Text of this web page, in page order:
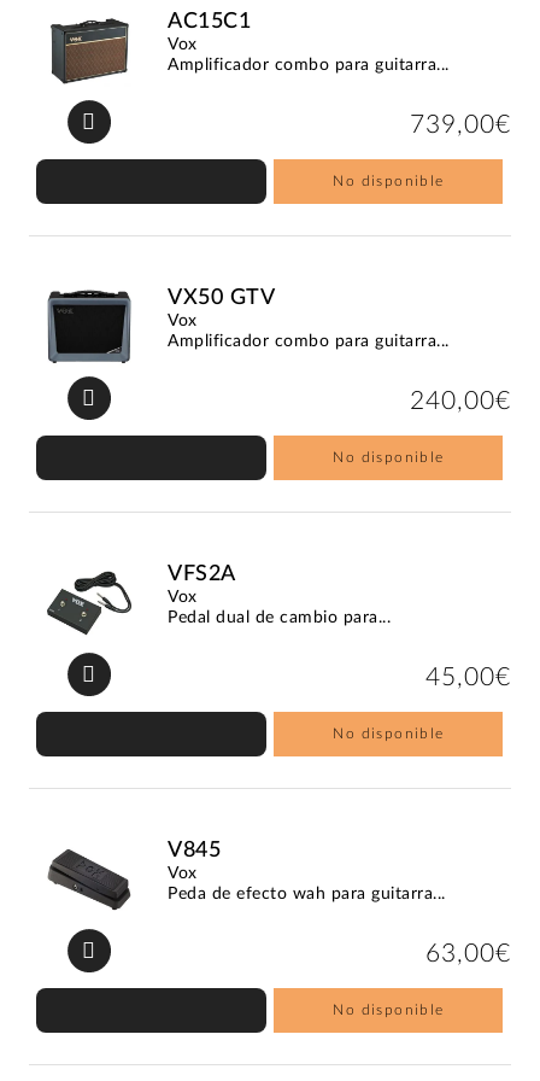
AC15C1
Vox
Amplificador combo para guitarra...
739,00€
No disponible
VX50 GTV
Vox
Amplificador combo para guitarra...
240,00€
No disponible
VFS2A
Vox
Pedal dual de cambio para...
45,00€
No disponible
V845
Vox
Peda de efecto wah para guitarra...
63,00€
No disponible